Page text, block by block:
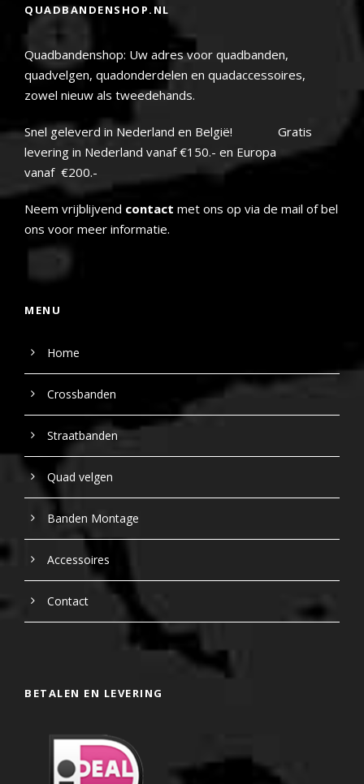
QUADBANDENSHOP.NL
Quadbandenshop: Uw adres voor quadbanden,
quadvelgen, quadonderdelen en quadaccessoires,
zowel nieuw als tweedehands.
Snel geleverd in Nederland en België! Gratis
levering in Nederland vanaf €150.- en Europa
vanaf €200.-
Neem vrijblijvend contact met ons op via de mail of bel
ons voor meer informatie.
MENU
Home
Crossbanden
Straatbanden
Quad velgen
Banden Montage
Accessoires
Contact
BETALEN EN LEVERING